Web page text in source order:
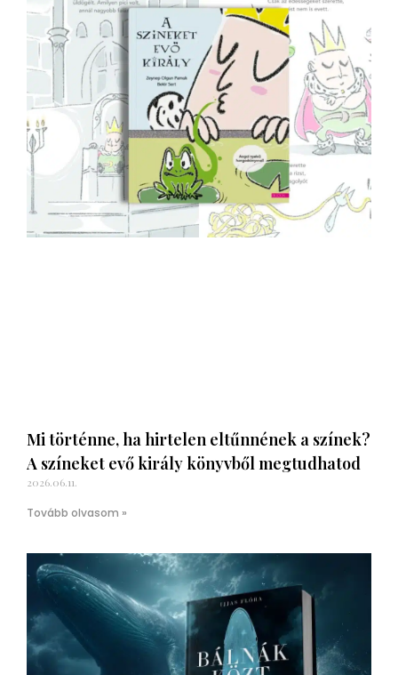
Mi történne, ha hirtelen eltűnnének a színek?
A színeket evő király könyvből megtudhatod
2026.06.11.
Tovább olvasom »